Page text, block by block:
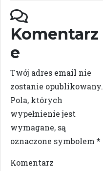
Komentarz
e
Twój adres email nie
zostanie opublikowany.
Pola, których
wypełnienie jest
wymagane, są
oznaczone symbolem *
Komentarz